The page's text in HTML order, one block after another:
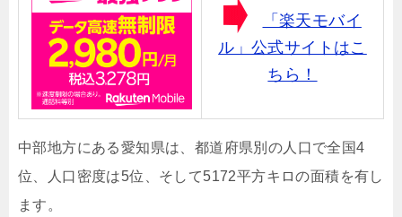
「楽天モバイ
ル」公式サイトはこ
ちら！
中部地方にある愛知県は、都道府県別の人口で全国4
位、人口密度は5位、そして5172平方キロの面積を有し
ます。